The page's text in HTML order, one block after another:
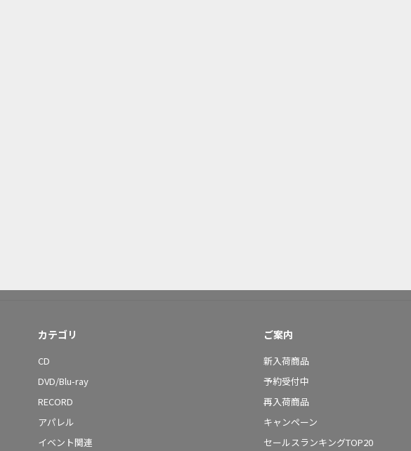
カテゴリ
CD
DVD/Blu-ray
RECORD
アパレル
イベント関連
ご案内
新入荷商品
予約受付中
再入荷商品
キャンペーン
セールスランキングTOP20